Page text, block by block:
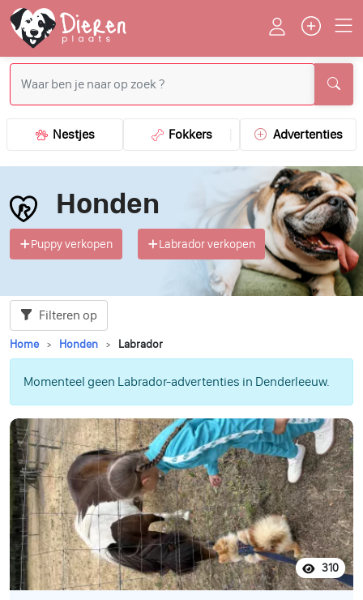
Nestjes Fokkers Advertenties
Honden
Puppy verkopen Labrador verkopen
Filteren op
Home Honden Labrador
Momenteel geen Labrador-advertenties in Denderleeuw.
310